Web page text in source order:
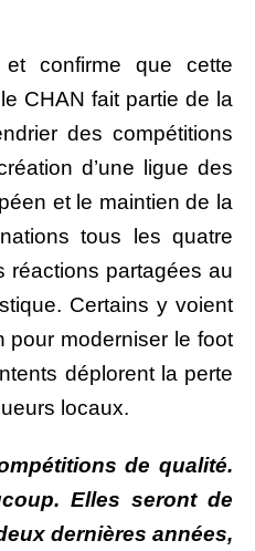
confirme que cette
CHAN fait partie de la
des compétitions
d’une ligue des
et le maintien de la
tous les quatre
réactions partagées au
Certains y voient
pour moderniser le foot
déplorent la perte
locaux.
de qualité.
Elles seront de
dernières années,